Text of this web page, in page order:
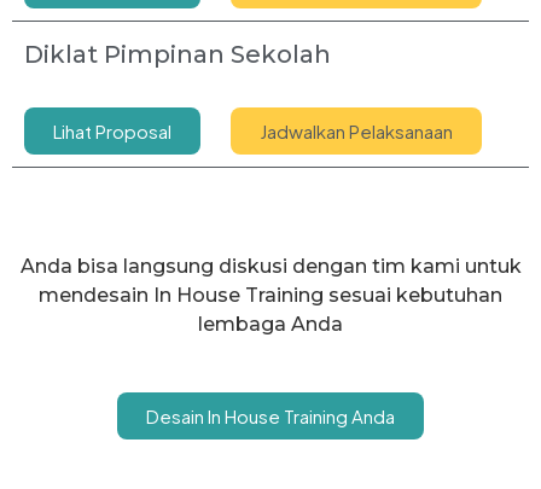
Diklat Pimpinan Sekolah
Lihat Proposal Jadwalkan Pelaksanaan
Anda bisa langsung diskusi dengan tim kami untuk
mendesain In House Training sesuai kebutuhan
lembaga Anda
Desain In House Training Anda